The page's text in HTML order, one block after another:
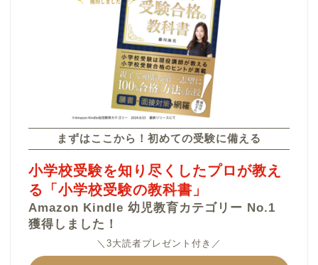
まずはここから！初めての受験に備える
小学校受験を知り尽くしたプロが教え
る「小学校受験の教科書」
Amazon Kindle 幼児教育カテゴリー No.1
獲得しました！
＼3大読者プレゼント付き／
ご依頼までの流れ
カテゴリー
和歌山県
うつほの杜学園小学校
和歌山大学教育学部附属
小学校
智辯学園和歌山小学校
滋賀県
滋賀大学教育学部附属小
学校
群馬県